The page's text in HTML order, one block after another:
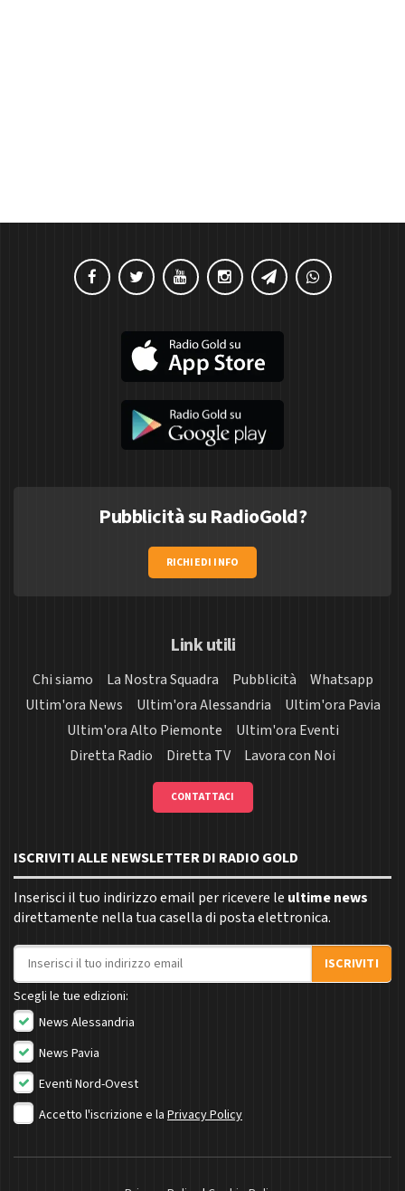
Pubblicità su RadioGold?
RICHIEDI INFO
Link utili
Chi siamo La Nostra Squadra Pubblicità
Whatsapp
Ultim'ora News
Ultim'ora Alessandria
Ultim'ora Pavia
Ultim'ora Alto Piemonte
Ultim'ora Eventi
Diretta Radio
Diretta TV Lavora con Noi
CONTATTACI
ISCRIVITI ALLE NEWSLETTER DI RADIO GOLD
Inserisci il tuo indirizzo email per ricevere le ultime news
direttamente nella tua casella di posta elettronica.
Indirizzo email
ISCRIVITI
Scegli le tue edizioni:
News Alessandria
News Pavia
Eventi Nord-Ovest
Accetto l'iscrizione e la Privacy Policy